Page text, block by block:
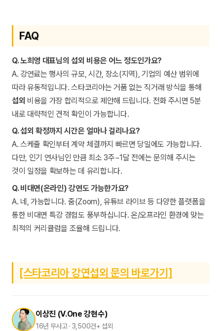
FAQ
Q. 노희영 대표님의 섭외 비용은 어느 정도인가요?
A. 강연료는 행사의 규모, 시간, 장소(지역), 기업의 예산 범위에
따라 유동적입니다. 스타코리아는 거품 없는 직거래 방식을 통해
섭외 비용을 가장 합리적으로 제안해 드립니다. 전화 주시면 5분
내로 대략적인 견적 확인이 가능합니다.
Q. 섭외 확정까지 시간은 얼마나 걸리나요?
A. 스케줄 확인부터 계약 체결까지 빠르면 당일에도 가능합니다.
다만, 인기 연사님인 만큼 최소 3주~1달 전에는 문의해 주시는
것이 일정을 확보하는 데 유리합니다.
Q. 비대면(온라인) 강연도 가능한가요?
A. 네, 가능합니다. 줌(Zoom), 유튜브 라이브 등 다양한 플랫폼을
통한 비대면 특강 경험도 풍부하십니다. 온/오프라인 환경에 맞는
최적의 커리큘럼을 조율해 드립니다.
[스타코리아 강연섭외 문의 바로가기]
이상진 (V.One 강현수)
16년 무사고 · 3,500건+ 섭외